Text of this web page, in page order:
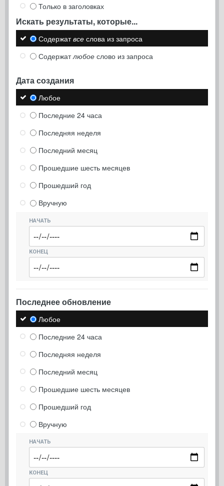
Только в заголовках
Искать результаты, которые...
Содержатвсе слова из запроса
Содержатлюбое слово из запроса
Дата создания
Любое
Последние 24 часа
Последняя неделя
Последний месяц
Прошедшие шесть месяцев
Прошедший год
Вручную
НАЧАТЬ
КОНЕЦ
Последнее обновление
Любое
Последние 24 часа
Последняя неделя
Последний месяц
Прошедшие шесть месяцев
Прошедший год
Вручную
НАЧАТЬ
КОНЕЦ